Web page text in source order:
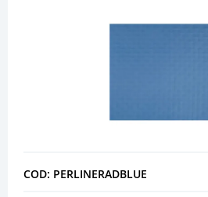
COD: PERLINERADBLUE